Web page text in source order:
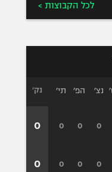
לכל הקבוצות >
נצ׳ הפ׳ תי׳
0
0
0
0
0
0
נק׳
0
0